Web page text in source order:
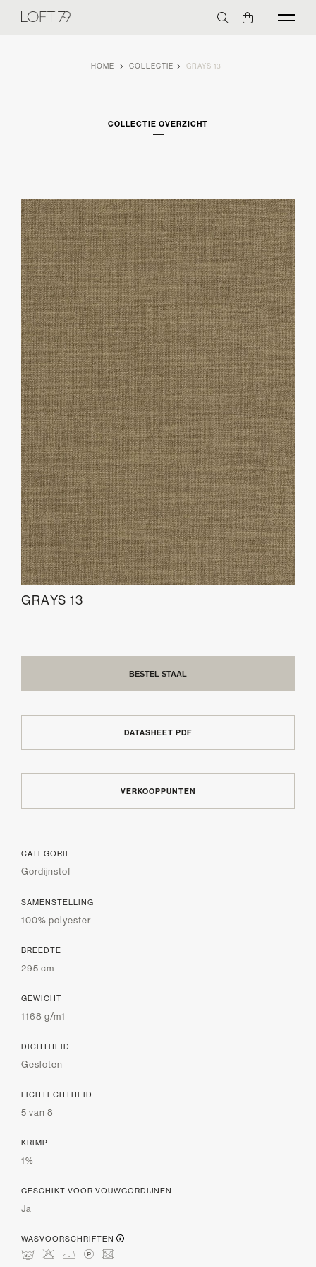
HOME COLLECTIE GRAYS 13
COLLECTIE OVERZICHT
GRAYS 13
BESTEL STAAL
DATASHEET PDF
VERKOOPPUNTEN
CATEGORIE
Gordijnstof
SAMENSTELLING
100% polyester
BREEDTE
295 cm
GEWICHT
1168 g/m1
DICHTHEID
Gesloten
LICHTECHTHEID
5 van 8
KRIMP
1%
GESCHIKT VOOR VOUWGORDIJNEN
Ja
WASVOORSCHRIFTEN
mHDLU